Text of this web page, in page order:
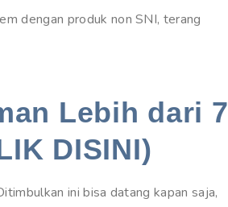
dengan produk non SNI, terang
Lebih dari 7
DISINI)
ini bisa datang kapan saja,